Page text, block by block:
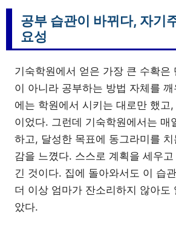
공부 습관이 바뀌다, 자기
요성
기숙학원에서 얻은 가장 큰 수확은
이 아니라 공부하는 방법 자체를
에는 학원에서 시키는 대로만 했고
이었다. 그런데 기숙학원에서는 매
하고, 달성한 목표에 동그라미를
감을 느꼈다. 스스로 계획을 세우
긴 것이다. 집에 돌아와서도 이 습
더 이상 엄마가 잔소리하지 않아도
았다.